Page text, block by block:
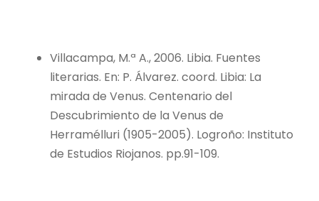
Villacampa, M.ª A., 2006. Libia. Fuentes
literarias. En: P. Álvarez. coord. Libia: La
mirada de Venus. Centenario del
Descubrimiento de la Venus de
Herramélluri (1905-2005). Logroño: Instituto
de Estudios Riojanos. pp.91-109.